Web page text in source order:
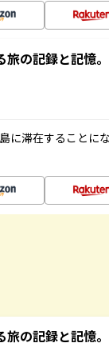
旅の記録と記憶
に滞在することに
旅の記録と記憶